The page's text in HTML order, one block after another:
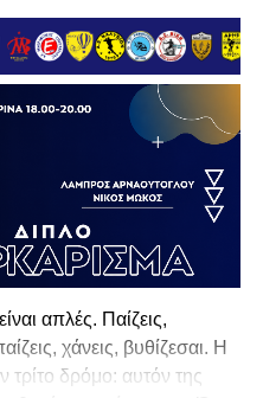
απλές. Παίζεις,
χάνεις, βυθίζεσαι. Η
τρίτο δρόμο: αυτόν της